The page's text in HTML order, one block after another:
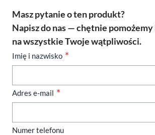
Masz pytanie o ten produkt?
Napisz do nas — chętnie
na wszystkie Twoje wątpliwości.
Imię i nazwisko
Adres e-mail
Numer telefonu